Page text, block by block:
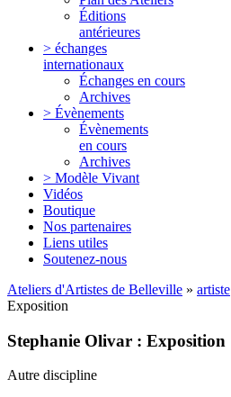
Éditions
antérieures
> échanges
internationaux
Échanges en cours
Archives
> Évènements
Évènements
en cours
Archives
> Modèle Vivant
Vidéos
Boutique
Nos partenaires
Liens utiles
Soutenez-nous
Ateliers d'Artistes de Belleville » artiste
Exposition
Stephanie Olivar : Exposition
Autre discipline